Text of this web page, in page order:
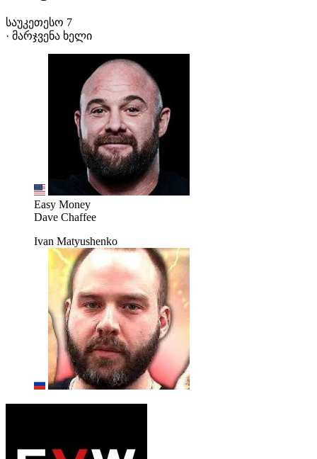
საუკეთესო 7
· მარჯვენა ხელი
Easy Money
Dave Chaffee
Ivan Matyushenko